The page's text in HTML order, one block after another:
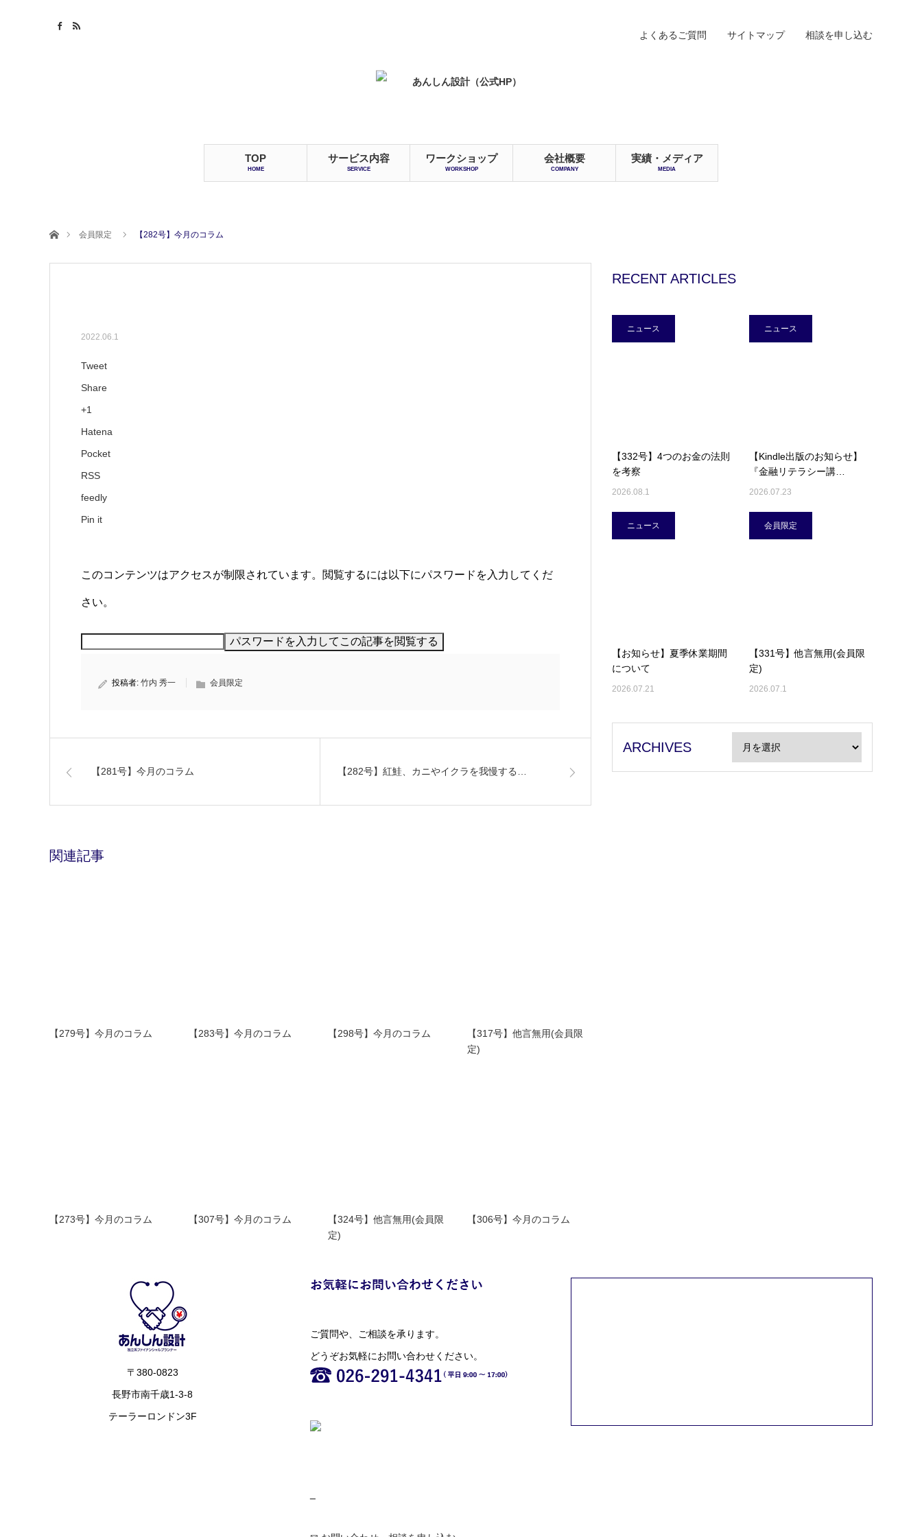
TOP
HOME
サービス内容
SERVICE
ワークショップ
WORKSHOP
会社概要
COMPANY
実績・メディア
MEDIA
よくあるご質問 サイトマップ 相談を申し込む
ホーム会員限定 【282号】今月のコラム
2022.06.1
Tweet
Share
+1
Hatena
Pocket
RSS
feedly
Pin it
このコンテンツはアクセスが制限されています。閲覧するには以下にパスワードを入力してくだ
さい。
投稿者: 竹内 秀一 会員限定
【281号】今月のコラム 【282号】紅鮭、カニやイクラを我慢する…
関連記事
【279号】今月のコラム 【283号】今月のコラム 【298号】今月のコラム
【317号】他言無用(会員限
定)
【273号】今月のコラム 【307号】今月のコラム
【324号】他言無用(会員限
定)
【306号】今月のコラム
RECENT ARTICLES
ニュース
【332号】4つのお金の法則
を考察
2026.08.1
ニュース
【Kindle出版のお知らせ】
『金融リテラシー講…
2026.07.23
ニュース
【お知らせ】夏季休業期間
について
2026.07.21
会員限定
【331号】他言無用(会員限
定)
2026.07.1
ARCHIVES
〒380-0823
長野市南千歳1-3-8
テーラーロンドン3F
ご質問や、ご相談を承ります。
どうぞお気軽にお問い合わせください。